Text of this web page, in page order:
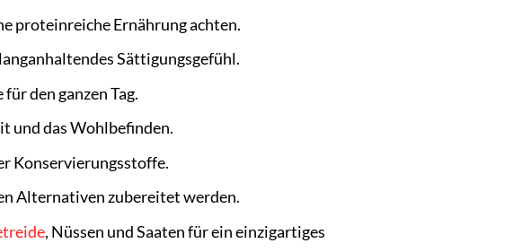
proteinreiche Ernährung achten.
Sättigungsgefühl.
den ganzen Tag.
und das Wohlbefinden.
Konservierungsstoffe.
Alternativen zubereitet werden.
, Nüssen und Saaten für ein einzigartiges